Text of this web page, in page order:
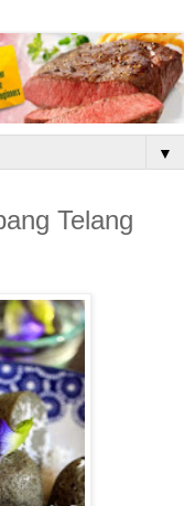
▼
Telang